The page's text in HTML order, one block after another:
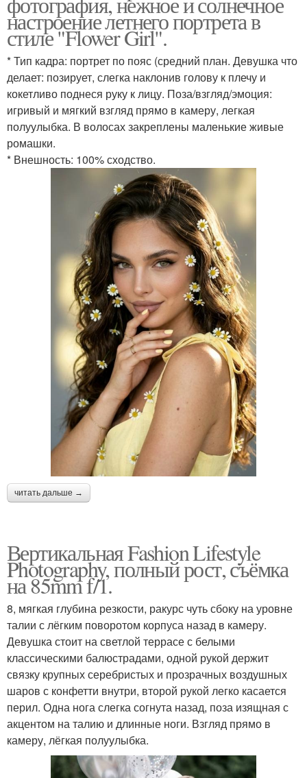
настроение летнего портрета в
стиле "Flower Girl".
* Тип кадра: портрет по пояс (средний план. Девушка что
делает: позирует, слегка наклонив голову к плечу и
кокетливо поднеся руку к лицу. Поза/взгляд/эмоция:
игривый и мягкий взгляд прямо в камеру, легкая
полуулыбка. В волосах закреплены маленькие живые
ромашки.
* Внешность: 100% сходство.
читать дальше →
Вертикальная Fashion Lifestyle
Photography, полный рост, съёмка
на 85mm f/1.
8, мягкая глубина резкости, ракурс чуть сбоку на уровне
талии с лёгким поворотом корпуса назад в камеру.
Девушка стоит на светлой террасе с белыми
классическими балюстрадами, одной рукой держит
связку крупных серебристых и прозрачных воздушных
шаров с конфетти внутри, второй рукой легко касается
перил. Одна нога слегка согнута назад, поза изящная с
акцентом на талию и длинные ноги. Взгляд прямо в
камеру, лёгкая полуулыбка.